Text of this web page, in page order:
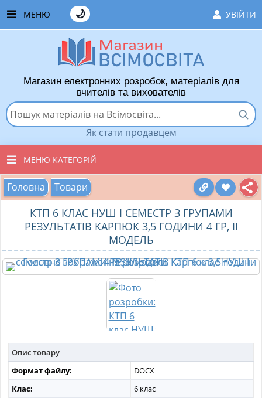
МЕНЮ УВІЙТИ
🌙
ЧАСТІ ЗАПИТАННЯ
ЯК ТУТ КУПУВАТИ
ЯК ТУТ ПРОДАВАТИ
ВПОДОБАНІ ТОВАРИ
КОШИК
Магазин електронних розробок, матеріалів для
вчителів та вихователів
Як стати продавцем
МЕНЮ КАТЕГОРІЙ
ВСІ ТОВАРИ
ВИХОВАТЕЛЯМ ДНЗ
МАТЕРІАЛИ З ПРЕДМЕТІВ
Головна Товари
КТП 6 КЛАС НУШ І СЕМЕСТР З ГРУПАМИ
РЕЗУЛЬТАТІВ КАРПЮК 3,5 ГОДИНИ 4 ГР, ІІ
МОДЕЛЬ
Опис товару
Формат файлу:
DOCX
Клас:
6 клас